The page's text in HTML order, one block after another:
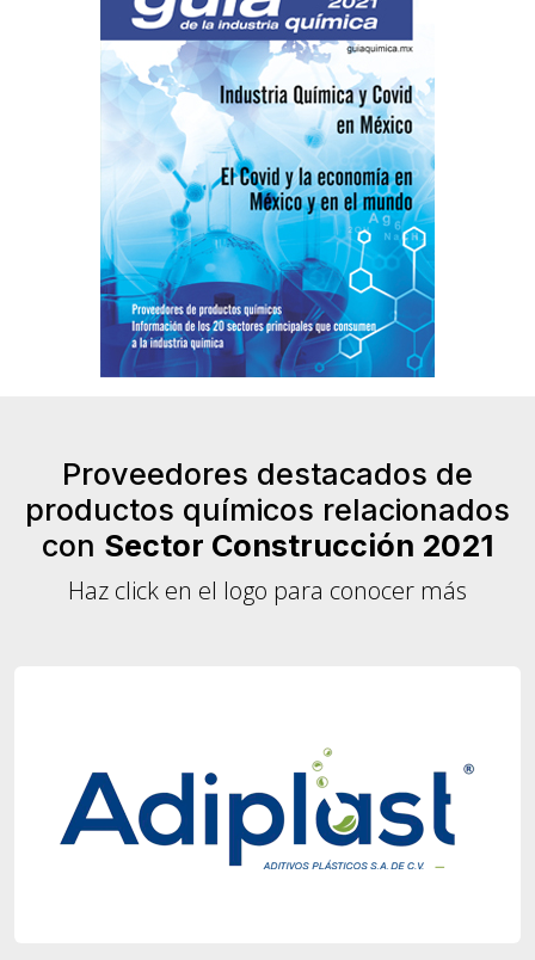
Proveedores destacados de
productos químicos relacionados
con Sector Construcción 2021
Haz click en el logo para conocer más